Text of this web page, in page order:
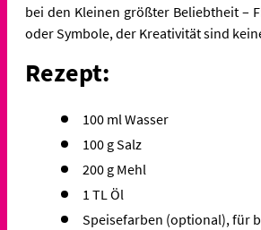
bei den Kleinen größter Beliebtheit –
oder Symbole, der Kreativität sind
Rezept:
100 ml Wasser
100 g Salz
200 g Mehl
1 TL Öl
Speisefarben (optional), für